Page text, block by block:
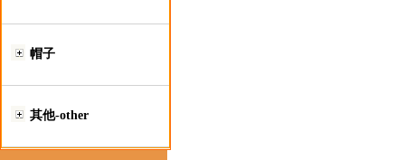
帽子
其他-other